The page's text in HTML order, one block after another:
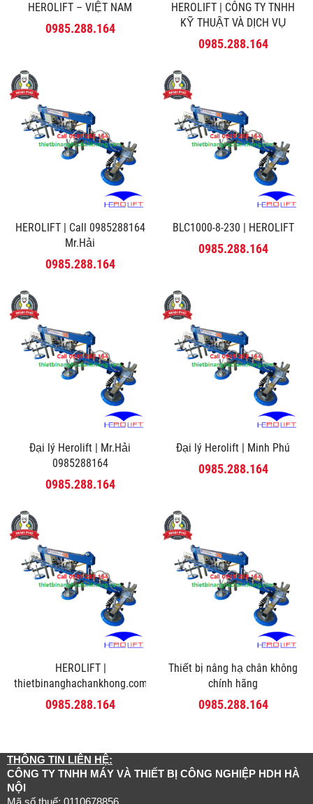
HEROLIFT – VIỆT NAM
0985.288.164
HEROLIFT | CÔNG TY TNHH
KỸ THUẬT VÀ DỊCH VỤ
MINH PHÚ
0985.288.164
HEROLIFT | Call 0985288164
Mr.Hải
0985.288.164
BLC1000-8-230 | HEROLIFT
0985.288.164
Đại lý Herolift | Mr.Hải
0985288164
0985.288.164
Đại lý Herolift | Minh Phú
0985.288.164
HEROLIFT |
thietbinanghachankhong.com
0985.288.164
Thiết bị nâng hạ chân không
chính hãng
0985.288.164
THÔNG TIN LIÊN HỆ:
CÔNG TY TNHH MÁY VÀ THIẾT BỊ CÔNG NGHIỆP HDH HÀ
NỘI